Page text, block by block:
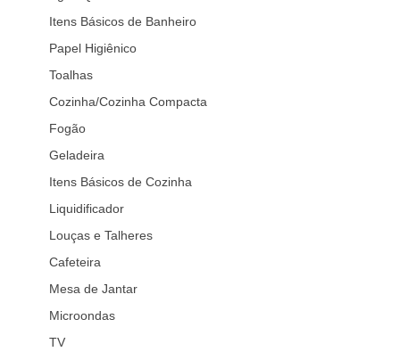
Itens Básicos de Banheiro
Papel Higiênico
Toalhas
Cozinha/Cozinha Compacta
Fogão
Geladeira
Itens Básicos de Cozinha
Liquidificador
Louças e Talheres
Cafeteira
Mesa de Jantar
Microondas
TV